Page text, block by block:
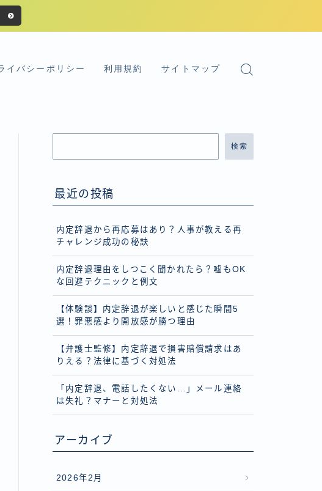
イバシーポリシー 利用規約 サイトマップ
検索
最近の投稿
内定辞退から再応募はあり？人事が教える再
チャレンジ成功の秘訣
内定辞退理由をしつこく聞かれたら？嘘もOK
な回避テクニックと例文
【体験談】内定辞退が楽しいと感じた瞬間5
選！罪悪感より開放感が勝つ理由
【弁護士監修】内定辞退で損害賠償請求はあ
りえる？法律に基づく対処法
「内定辞退、電話したくない…」メール連絡
は失礼？マナーと対処法
アーカイブ
2026年2月